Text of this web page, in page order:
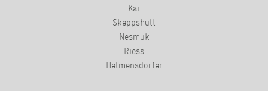
Kai
Skeppshult
Nesmuk
Riess
Helmensdorfer